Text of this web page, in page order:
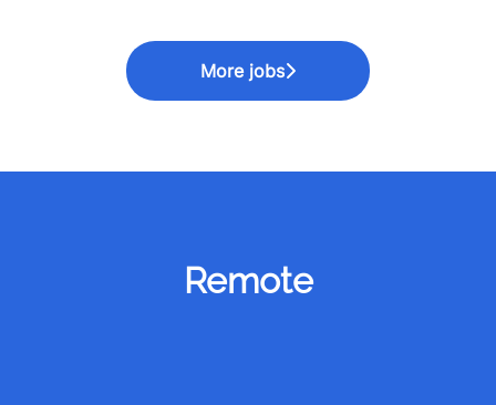
More jobs
Remote